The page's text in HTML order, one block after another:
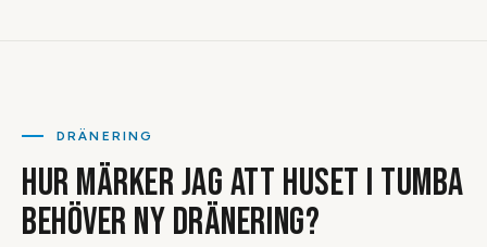
DRÄNERING
HUR MÄRKER JAG ATT HUSET I TUMBA
BEHÖVER NY DRÄNERING?